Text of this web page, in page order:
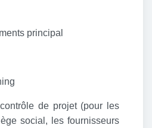
principal
de projet (pour les
social, les fournisseurs